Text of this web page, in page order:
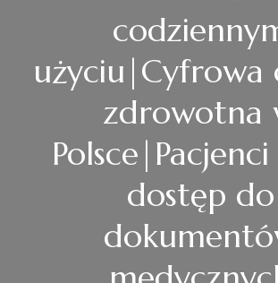
użyciu|Cyfrowa
zdrowotna
dostęp do